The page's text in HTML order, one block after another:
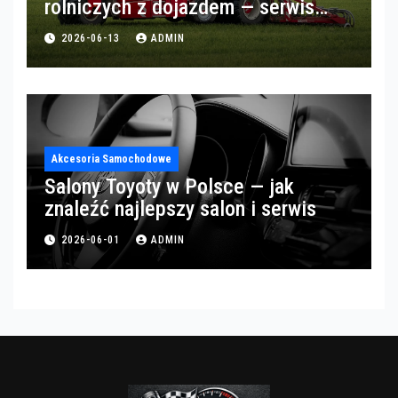
rolniczych z dojazdem — serwis
opon w okolicach Gorzowa
2026-06-13 ADMIN
Akcesoria Samochodowe
Salony Toyoty w Polsce — jak
znaleźć najlepszy salon i serwis
2026-06-01 ADMIN